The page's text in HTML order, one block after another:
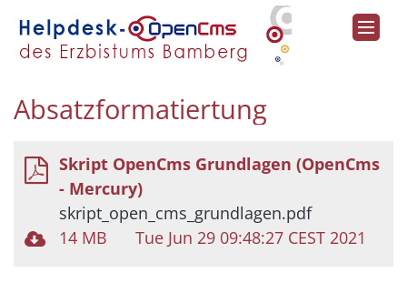
Zum Inhalt springen
Absatzformatiertung
Skript OpenCms Grundlagen (OpenCms
- Mercury)
skript_open_cms_grundlagen.pdf
14 MB
Tue Jun 29 09:48:27 CEST 2021